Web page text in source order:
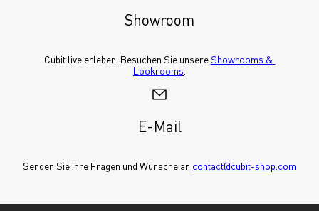
Showroom
Cubit live erleben. Besuchen Sie unsere Showrooms &
Lookrooms
E-Mail
Senden Sie Ihre Fragen und Wünsche an contact@cubit-shop.com